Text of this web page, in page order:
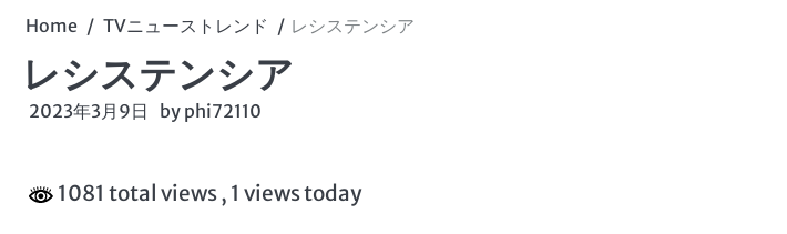
Home TVニューストレンド レシステンシア
レシステンシア
2023年3月9日 by phi72110
1081 total views, 1 views today